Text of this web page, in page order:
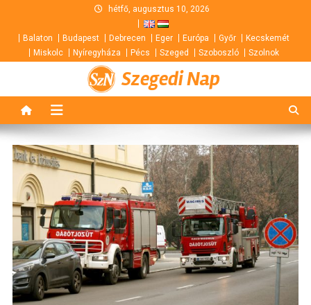
content
hétfő, augusztus 10, 2026
Balaton Budapest Debrecen Eger Európa Győr
Kecskemét
Miskolc
Nyíregyháza Pécs Szeged Szoboszló Szolnok
Szegedi Nap